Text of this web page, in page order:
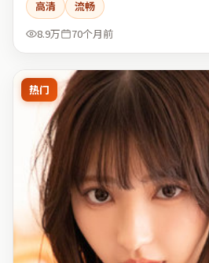
高清
流畅
8.9万
70个月前
热门